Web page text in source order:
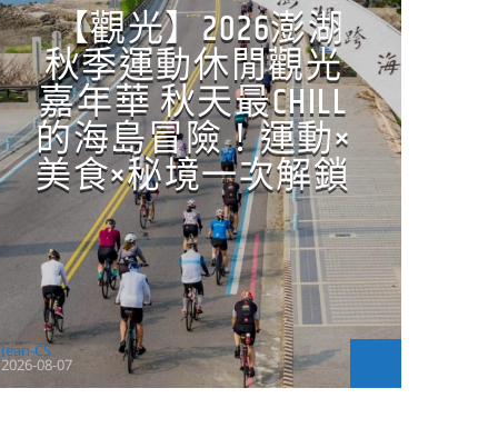
【觀光】2026澎湖
秋季運動休閒觀光
嘉年華 秋天最CHILL
的海島冒險！運動×
美食×秘境一次解鎖
Jean-CS
2026-08-07